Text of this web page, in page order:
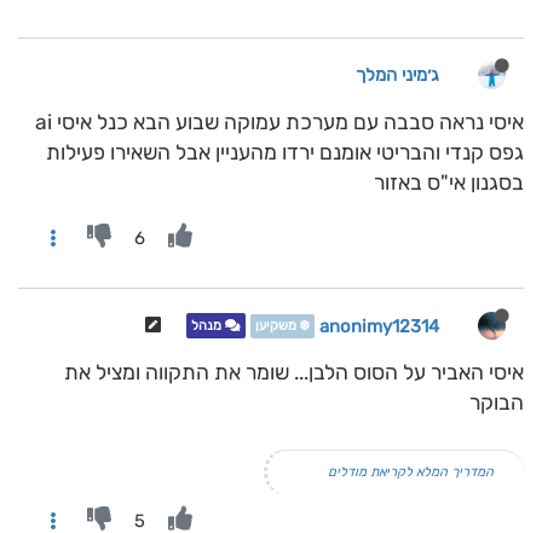
ג׳מיני המלך
איסי נראה סבבה עם מערכת עמוקה שבוע הבא כנל איסי ai
גפס קנדי והבריטי אומנם ירדו מהעניין אבל השאירו פעילות
בסגנון אי"ס באזור
6
anonimy12314 ❄️ משקיען מנהל
איסי האביר על הסוס הלבן... שומר את התקווה ומציל את
הבוקר
המדריך המלא לקריאת מודלים
5